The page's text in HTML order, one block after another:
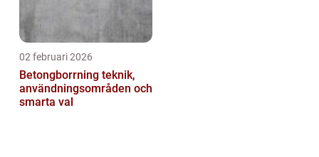
02 februari 2026
Betongborrning teknik,
användningsområden och
smarta val